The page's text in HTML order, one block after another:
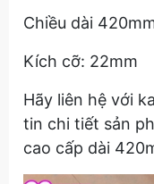
Chiều dài
Kích cỡ: 22mm
Hãy liên hệ với
tin chi tiết sản
cao cấp dài